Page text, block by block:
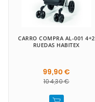
CARRO COMPRA AL-001 4+2
RUEDAS HABITEX
99,90 €
104,30 €